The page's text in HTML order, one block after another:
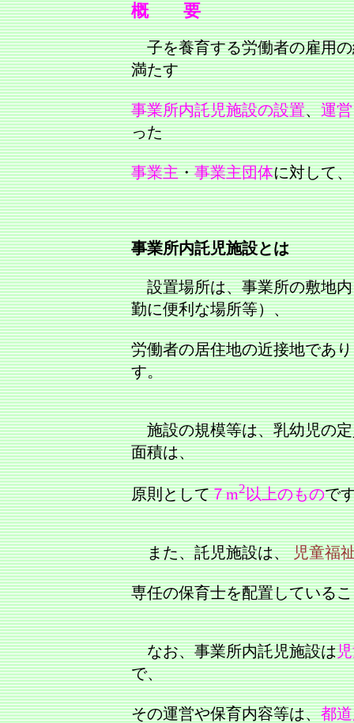
概 要
子を養育する労働者の雇用の
満たす
事業所内託児施設の設置、運営
った
事業主・事業主団体に対して
事業所内託児施設とは
設置場所は、事業所の敷地内
勤に便利な場所等）、
労働者の居住地の近接地であ
す。
施設の規模等は、乳幼児の定
面積は、
原則として７m2以上のもので
また、託児施設は、児童福
専任の保育士を配置している
なお、事業所内託児施設は
で、
その運営や保育内容等は、都